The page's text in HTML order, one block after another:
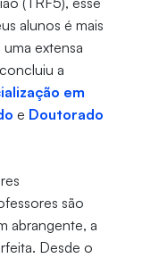
alunos é mais
extensa
a
em
e Doutorado
são
abrangente, a
Desde o